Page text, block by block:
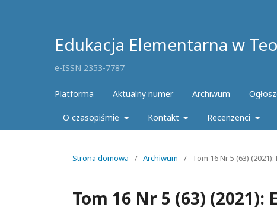
Edukacja Elementarna w
e-ISSN 2353-7787
Platforma Aktualny numer Archiwum
O czasopiśmie Kontakt Recenzenci
Strona domowa / Archiwum / Tom 16 Nr 5 (63)
Tom 16 Nr 5 (63) (2021):